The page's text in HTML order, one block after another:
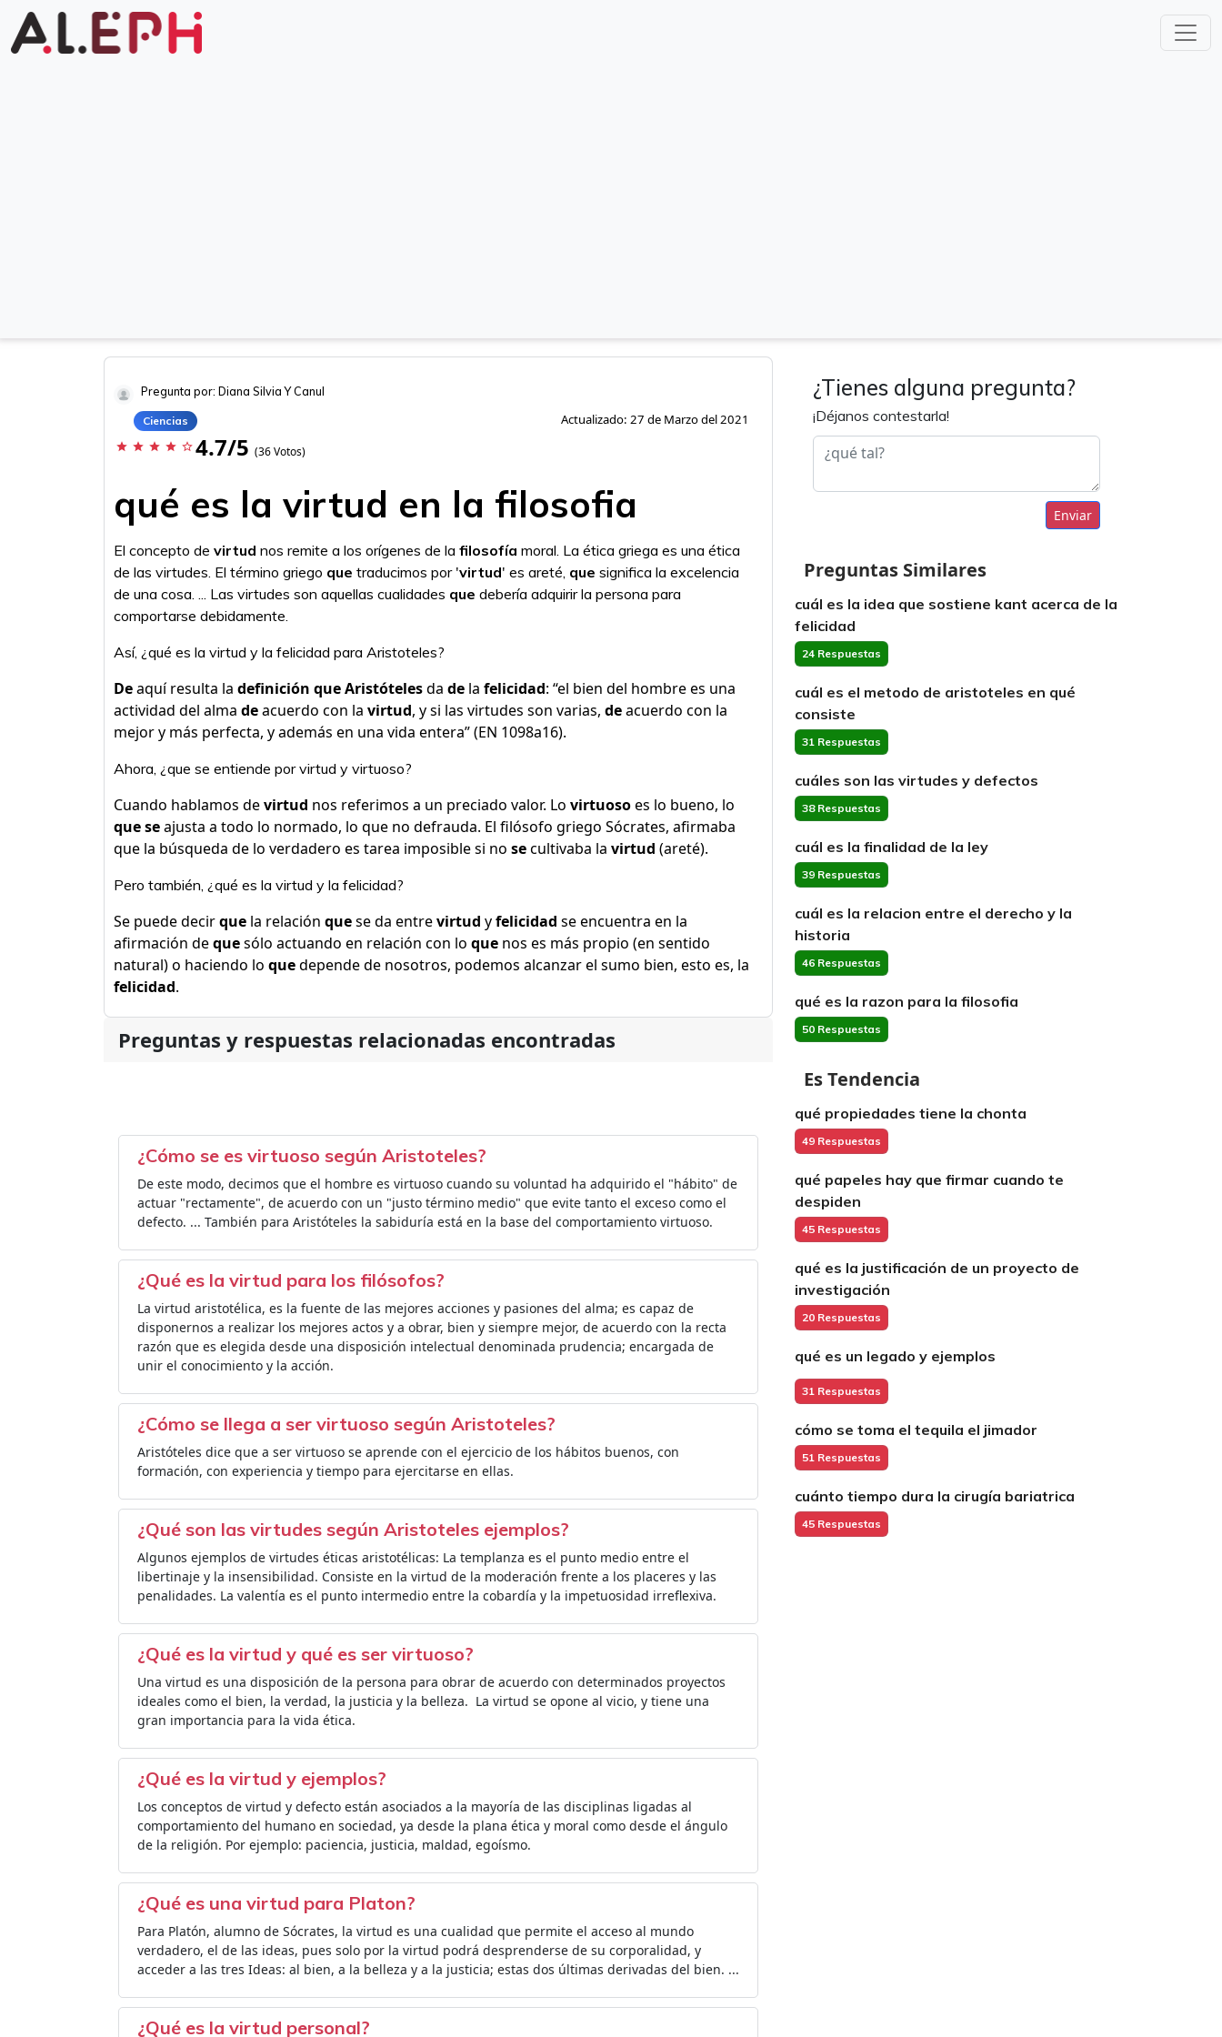
Pregunta por: Diana Silvia Y Canul
Ciencias Actualizado: 27 de Marzo del 2021
star star star star star_border 4.7/5 (36 Votos)
qué es la virtud en la filosofia
El concepto de virtud nos remite a los orígenes de la filosofía moral. La ética griega es una ética
de las virtudes. El término griego que traducimos por 'virtud' es areté, que significa la excelencia
de una cosa. ... Las virtudes son aquellas cualidades que debería adquirir la persona para
comportarse debidamente.
Así, ¿qué es la virtud y la felicidad para Aristoteles?
Deaquí resulta la definición que Aristótelesda de la felicidad: “el bien del hombre es una
actividad del alma deacuerdo con la virtud, y si las virtudes son varias, deacuerdo con la
mejor y más perfecta, y además en una vida entera” (EN 1098a16).
Ahora, ¿que se entiende por virtud y virtuoso?
Cuando hablamos devirtud nos referimos a un preciado valor. Lo virtuosoes lo bueno, lo
que seajusta a todo lo normado, lo que no defrauda. El filósofo griego Sócrates, afirmaba
que la búsqueda de lo verdadero es tarea imposible si no secultivaba la virtud (areté).
Pero también, ¿qué es la virtud y la felicidad?
Se puede decirque la relación quese da entrevirtud yfelicidad se encuentra en la
afirmación dequesólo actuando en relación con lo que nos es más propio (en sentido
natural) o haciendo lo quedepende de nosotros, podemos alcanzar el sumo bien, esto es, la
felicidad.
Preguntas y respuestas relacionadas encontradas
¿Cómo se es virtuoso según Aristoteles?
De este modo, decimos que el hombre es virtuoso cuando su voluntad ha adquirido el "hábito" de
actuar "rectamente", de acuerdo con un "justo término medio" que evite tanto el exceso como el
defecto. ... También para Aristóteles la sabiduría está en la base del comportamiento virtuoso.
¿Qué es la virtud para los filósofos?
La virtud aristotélica, es la fuente de las mejores acciones y pasiones del alma; es capaz de
disponernos a realizar los mejores actos y a obrar, bien y siempre mejor, de acuerdo con la recta
razón que es elegida desde una disposición intelectual denominada prudencia; encargada de
unir el conocimiento y la acción.
¿Cómo se llega a ser virtuoso según Aristoteles?
Aristóteles dice que a ser virtuoso se aprende con el ejercicio de los hábitos buenos, con
formación, con experiencia y tiempo para ejercitarse en ellas.
¿Qué son las virtudes según Aristoteles ejemplos?
Algunos ejemplos de virtudes éticas aristotélicas: La templanza es el punto medio entre el
libertinaje y la insensibilidad. Consiste en la virtud de la moderación frente a los placeres y las
penalidades. La valentía es el punto intermedio entre la cobardía y la impetuosidad irreflexiva.
¿Qué es la virtud y qué es ser virtuoso?
Una virtud es una disposición de la persona para obrar de acuerdo con determinados proyectos
ideales como el bien, la verdad, la justicia y la belleza. ​ La virtud se opone al vicio, y tiene una
gran importancia para la vida ética.
¿Qué es la virtud y ejemplos?
Los conceptos de virtud y defecto están asociados a la mayoría de las disciplinas ligadas al
comportamiento del humano en sociedad, ya desde la plana ética y moral como desde el ángulo
de la religión. Por ejemplo: paciencia, justicia, maldad, egoísmo.
¿Qué es una virtud para Platon?
Para Platón, alumno de Sócrates, la virtud es una cualidad que permite el acceso al mundo
verdadero, el de las ideas, pues solo por la virtud podrá desprenderse de su corporalidad, y
acceder a las tres Ideas: al bien, a la belleza y a la justicia; estas dos últimas derivadas del bien. ...
¿Qué es la virtud personal?
¿Tienes alguna pregunta?
¡Déjanos contestarla!
Enviar
Preguntas Similares
cuál es la idea que sostiene kant acerca de la
felicidad
24 Respuestas
cuál es el metodo de aristoteles en qué
consiste
31 Respuestas
cuáles son las virtudes y defectos
38 Respuestas
cuál es la finalidad de la ley
39 Respuestas
cuál es la relacion entre el derecho y la
historia
46 Respuestas
qué es la razon para la filosofia
50 Respuestas
Es Tendencia
qué propiedades tiene la chonta
49 Respuestas
qué papeles hay que firmar cuando te
despiden
45 Respuestas
qué es la justificación de un proyecto de
investigación
20 Respuestas
qué es un legado y ejemplos
31 Respuestas
cómo se toma el tequila el jimador
51 Respuestas
cuánto tiempo dura la cirugía bariatrica
45 Respuestas